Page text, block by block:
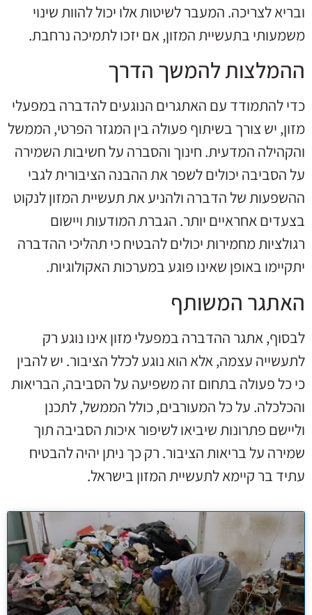
ובריא לצריכה. המעבר לשיטות אלו יכול להוות שינוי
משמעותי בתעשיית המזון, אם יזכו לתמיכה נרחבת.
ההמלצות להמשך הדרך
כדי להתמודד עם האתגרים הנוגעים להדברה במפעלי
מזון, יש צורך בשיתוף פעולה בין המגזר הפרטי, הממשל
והקהילה המדעית. חינוך והסברה על חשיבות השמירה
על הסביבה יכולים לשפר את ההבנה הציבורית לגבי
ההשפעות של הדברה ולהניע את תעשיית המזון לנקוט
בצעדים אחראיים יותר. הגברת המודעות ויישום
רגולציות מחמירות יכולים להבטיח כי תהליכי ההדברה
יתקיימו באופן שאינו פוגע במערכות האקולוגיות.
האתגר המשותף
לבסוף, אתגר ההדברה במפעלי מזון אינו נוגע רק
לתעשייה עצמה, אלא הוא נוגע לכלל הציבור. יש להבין
כי כל פעולה בתחום זה משפיעה על הסביבה, הבריאות
והכלכלה. על כל המעורבים, כולל הממשל, לתכנן
וליישם פתרונות שיביאו לשיפור איכות הסביבה תוך
שמירה על בריאות הציבור. רק כך ניתן יהיה להבטיח
עתיד בר קיימא לתעשיית המזון בישראל.